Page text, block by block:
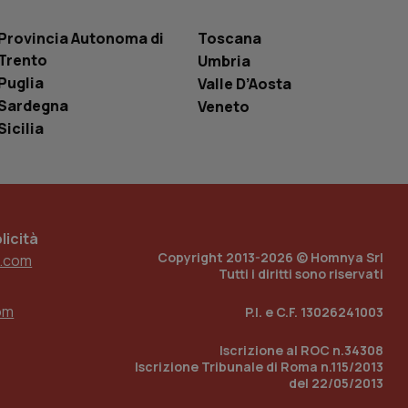
Autonoma di
Toscana
Umbria
Valle D’Aosta
Veneto
Copyright 2013-2026 © Homnya Srl
Tutti i diritti sono riservati
P.I. e C.F. 13026241003
Iscrizione al ROC n.34308
Iscrizione Tribunale di Roma n.115/2013
del 22/05/2013
del sito web sta
di
traccia
incorporati
del sito web sta
di
per abilitare il
con identity